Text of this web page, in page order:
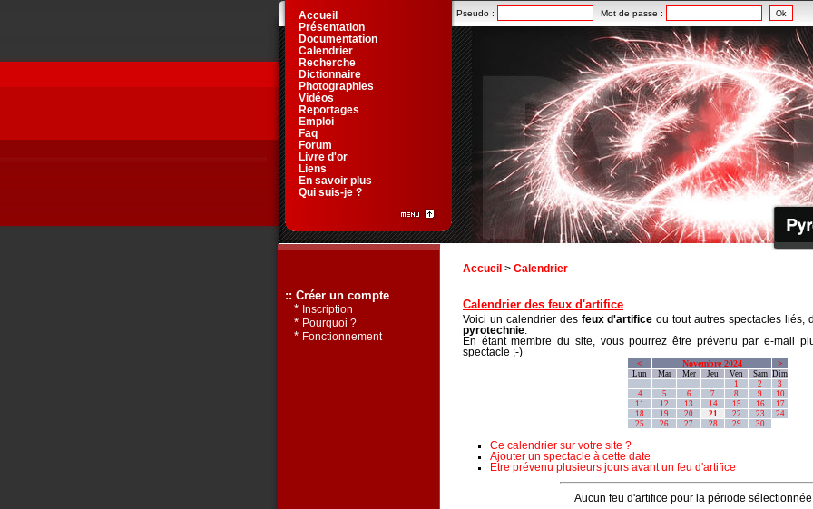
Accueil > Calendrier
Calendrier des feux d'artifice
Voici un calendrier des feux d'artifice ou tout autres spectacles liés,
pyrotechnie
En étant membre du site, vous pourrez être prévenu par e-mail
spectacle ;-)
< Novembre 2024 >
Lun Mar Mer Jeu Ven Sam Dim
1
2
3
4
5 6 7 8 9
10
11
12 13 14 15 16
17
18
19 20 21 22 23
24
25
26 27 28 29 30
Ce calendrier sur votre site ?
Ajouter un spectacle à cette date
Etre prévenu plusieurs jours avant un feu d'artifice
Aucun feu d'artifice pour la période
Pseudo : Mot de passe :
Accueil
Présentation
Documentation
Calendrier
Recherche
Dictionnaire
Photographies
Vidéos
Reportages
Emploi
Faq
Forum
Livre d'or
Liens
En savoir plus
Qui suis-je ?
:: Créer un compte
* Inscription
* Pourquoi ?
* Fonctionnement